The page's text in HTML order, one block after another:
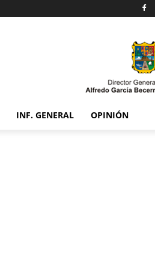
INF. GENERAL OPINIÓN